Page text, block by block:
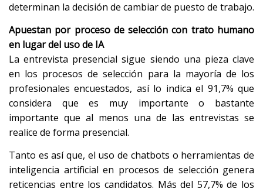
determinan la decisión de cambiar de puesto de trabajo.
Apuestan por proceso de selección con trato humano
en lugar del uso de IA
La entrevista presencial sigue siendo una pieza clave
en los procesos de selección para la mayoría de los
profesionales encuestados, así lo indica el 91,7% que
considera que es muy importante o bastante
importante que al menos una de las entrevistas se
realice de forma presencial.
Tanto es así que, el uso de chatbots o herramientas de
inteligencia artificial en procesos de selección genera
reticencias entre los candidatos. Más del 57,7% de los